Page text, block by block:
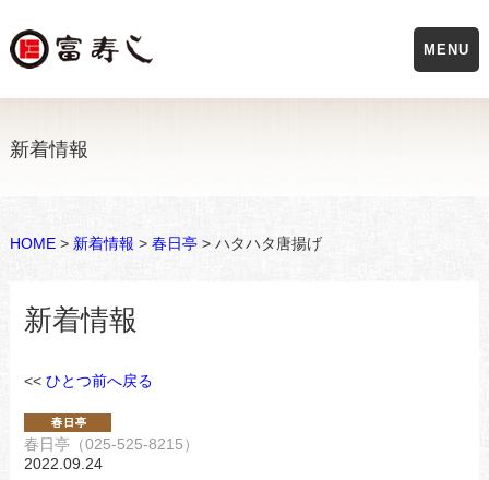
新着情報
HOME> 新着情報 > 春日亭> ハタハタ唐揚げ
新着情報
<< ひとつ前へ戻る
春日亭（025-525-8215）
2022.09.24
MENU